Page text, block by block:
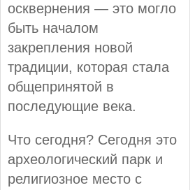
осквернения — это могло
быть началом
закрепления новой
традиции, которая стала
общепринятой в
последующие века.
Что сегодня? Сегодня это
археологический парк и
религиозное место с